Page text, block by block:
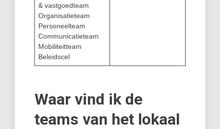
& vastgoedteam
Organisatieteam
Personeelteam
Communicatieteam
Mobiliteitteam
Beleidscel
Waar vind ik de
teams van het lokaal